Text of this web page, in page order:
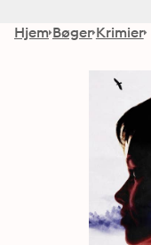
Hjem Bøger Krimier